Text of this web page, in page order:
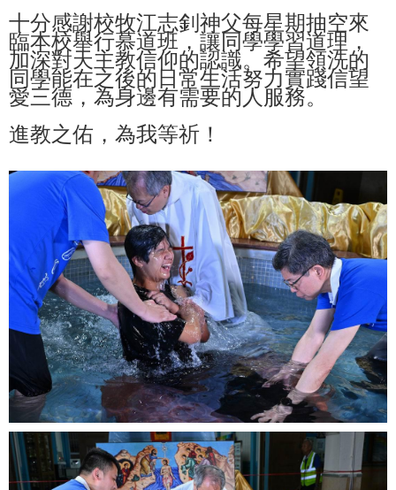
十分感謝校牧江志釗神父每星期抽空來
臨本校舉行慕道班，讓同學學習道理，
加深對天主教信仰的認識。希望領洗的
同學能在之後的日常生活努力實踐信望
愛三德，為身邊有需要的人服務。
進教之佑，為我等祈！